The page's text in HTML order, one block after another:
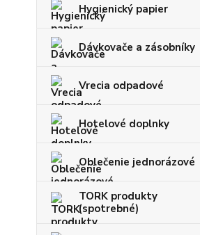
Hygienický papier
Dávkovače a zásobníky
Vrecia odpadové
Hotelové doplnky
Oblečenie jednorázové
TORK produkty
(spotrebné)